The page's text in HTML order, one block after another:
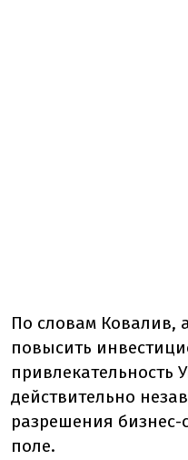
По словам Ковалив,
повысить
привлекательность
действительно
разрешения
поле.